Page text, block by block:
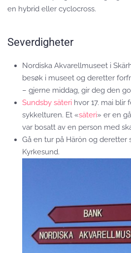
en hybrid eller cyclocross.
Severdigheter
Nordiska Akvarellmuseet i
besøk i museet og deretter
– gjerne middag, gir deg den
Sundsby säteri hvor 17. mai blir
sykkelturen. Et «säteri» er en
var bosatt av en person med
Gå en tur på Härön og deretter
Kyrkesund.